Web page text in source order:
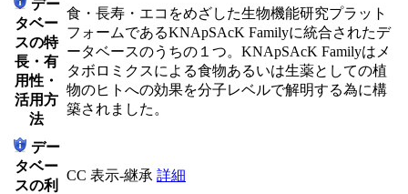
デー
タベー
スの特
長・有
用性・
活用方
法
食・長寿・エコをめざした生物機能研究プラット
フォームであるKNApSAcK Familyに統合されたデ
ータベースのうちの１つ。KNApSAcK Familyはメ
タボロミクスによる食物あるいは生薬としての植
物のヒトへの効果を分子レベルで解明する為に構
築されました。
デー
タベー
スの利
CC 表示-継承 詳細